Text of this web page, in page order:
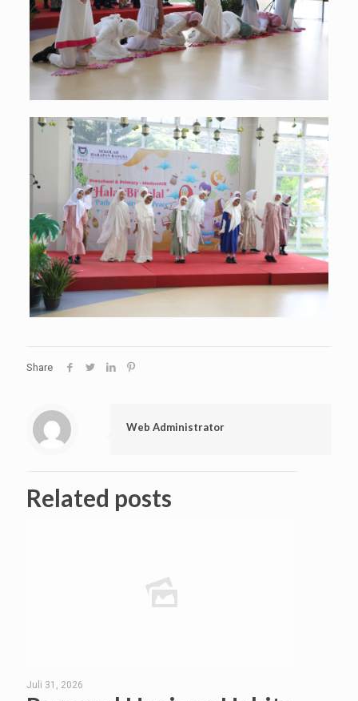
Share
Web Administrator
Related posts
Juli 31, 2026